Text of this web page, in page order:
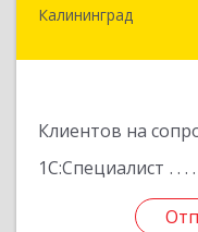
Калининград
Клиентов на
1С:Специалист
236038,